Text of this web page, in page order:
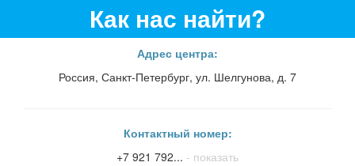
Как нас найти?
Адрес центра:
Россия, Санкт-Петербург, ул. Шелгунова, д. 7
Контактный номер:
+7 921 792... - показать